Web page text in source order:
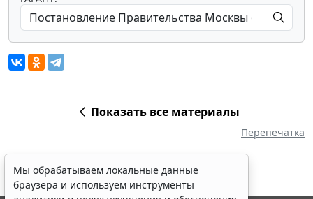
Показать все материалы
Перепечатка
Мы обрабатываем локальные данные
браузера и используем инструменты